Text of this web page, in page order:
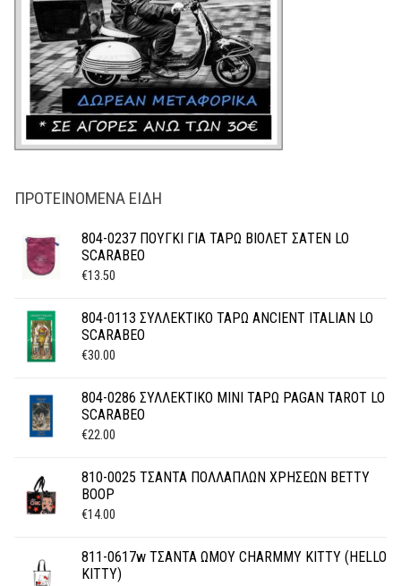
ΠΡΟΤΕΙΝΌΜΕΝΑ ΕΊΔΗ
804-0237 ΠΟΥΓΚΙ ΓΙΑ ΤΑΡΩ ΒΙΟΛΕΤ ΣΑΤΕΝ LO
SCARABEO
€13.50
804-0113 ΣΥΛΛΕΚΤΙΚΟ ΤΑΡΩ ANCIENT ITALIAN LO
SCARABEO
€30.00
804-0286 ΣΥΛΛΕΚΤΙΚΟ ΜΙΝΙ ΤΑΡΩ PAGAN TAROT LO
SCARABEO
€22.00
810-0025 ΤΣΑΝΤΑ ΠΟΛΛΑΠΛΩΝ ΧΡΗΣΕΩΝ BETTY
BOOP
€14.00
811-0617w ΤΣΑΝΤΑ ΩΜΟΥ CHARMMY KITTY (HELLO
KITTY)